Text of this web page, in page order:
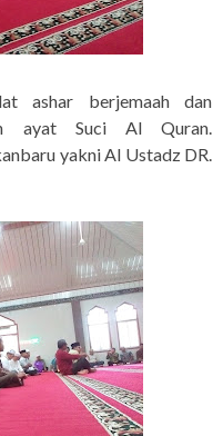
ashar berjemaah dan
ayat Suci Al Quran.
yakni Al Ustadz DR.